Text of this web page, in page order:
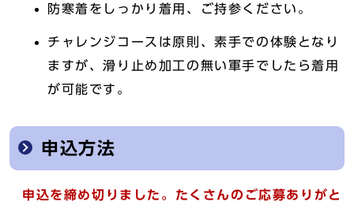
防寒着をしっかり着用、ご持参ください。
チャレンジコースは原則、素手での体験となり
ますが、滑り止め加工の無い軍手でしたら着用
が可能です。
申込方法
申込を締め切りました。たくさんのご応募ありがと